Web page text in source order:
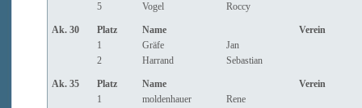
5
Vogel Roccy
Ak. 30 Platz Name
Verein
1
Gräfe
Jan
2
Harrand Sebastian
Ak. 35 Platz Name
Verein
1
moldenhauer
Rene